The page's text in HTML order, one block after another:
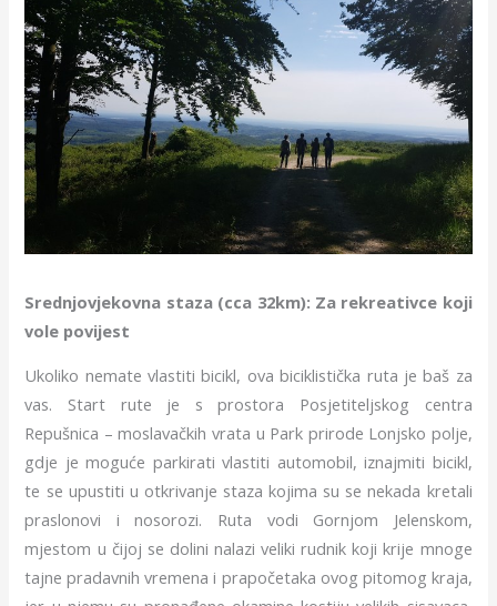
Srednjovjekovna staza (cca 32km): Za rekreativce koji
vole povijest
Ukoliko nemate vlastiti bicikl, ova biciklistička ruta je baš za
vas. Start rute je s prostora Posjetiteljskog centra
Repušnica – moslavačkih vrata u Park prirode Lonjsko polje,
gdje je moguće parkirati vlastiti automobil, iznajmiti bicikl,
te se upustiti u otkrivanje staza kojima su se nekada kretali
praslonovi i nosorozi. Ruta vodi Gornjom Jelenskom,
mjestom u čijoj se dolini nalazi veliki rudnik koji krije mnoge
tajne pradavnih vremena i prapočetaka ovog pitomog kraja,